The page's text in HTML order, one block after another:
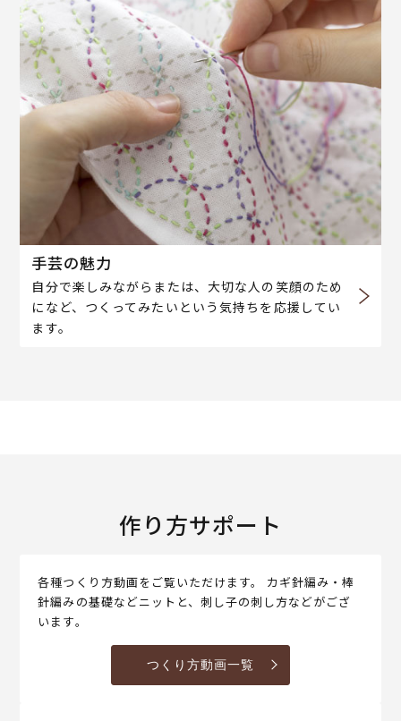
手芸の魅力
自分で楽しみながらまたは、大切な人の笑顔のため
になど、つくってみたいという気持ちを応援してい
ます。
作り方サポート
各種つくり方動画をご覧いただけます。 カギ針編み・棒
針編みの基礎などニットと、刺し子の刺し方などがござ
います。
つくり方動画一覧